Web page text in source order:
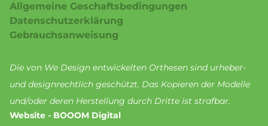
Allgemeine Geschaftsbedingungen
Datenschutzerklärung
Gebrauchsanweisung
Die von We Design entwickelten Orthesen sind urheber-
und designrechtlich geschützt. Das Kopieren der Modelle
und/oder deren Herstellung durch Dritte ist strafbar.
Website - BOOOM Digital